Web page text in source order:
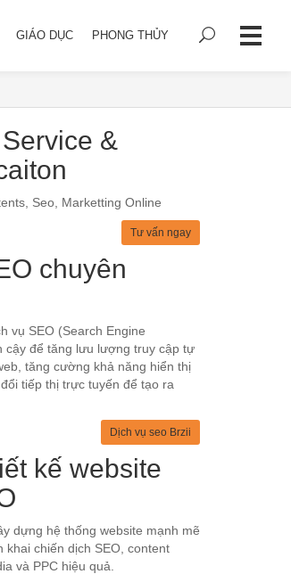
GIÁO DỤC PHONG THỦY
&
Seo, Marketting Online
Tư vấn ngay
chuyên
vụ SEO (Search Engine
cậy để tăng lưu lượng truy cập tự
tăng cường khả năng hiển thị
tiếp thị trực tuyến để tạo ra
Dịch vụ seo Brzii
kế website
dựng hệ thống website mạnh mẽ
khai chiến dịch SEO, content
và PPC hiệu quả.